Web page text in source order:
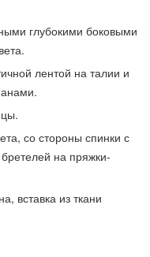
глубокими боковыми
лентой на талии и
со стороны спинки с
на пряжки-
вставка из ткани